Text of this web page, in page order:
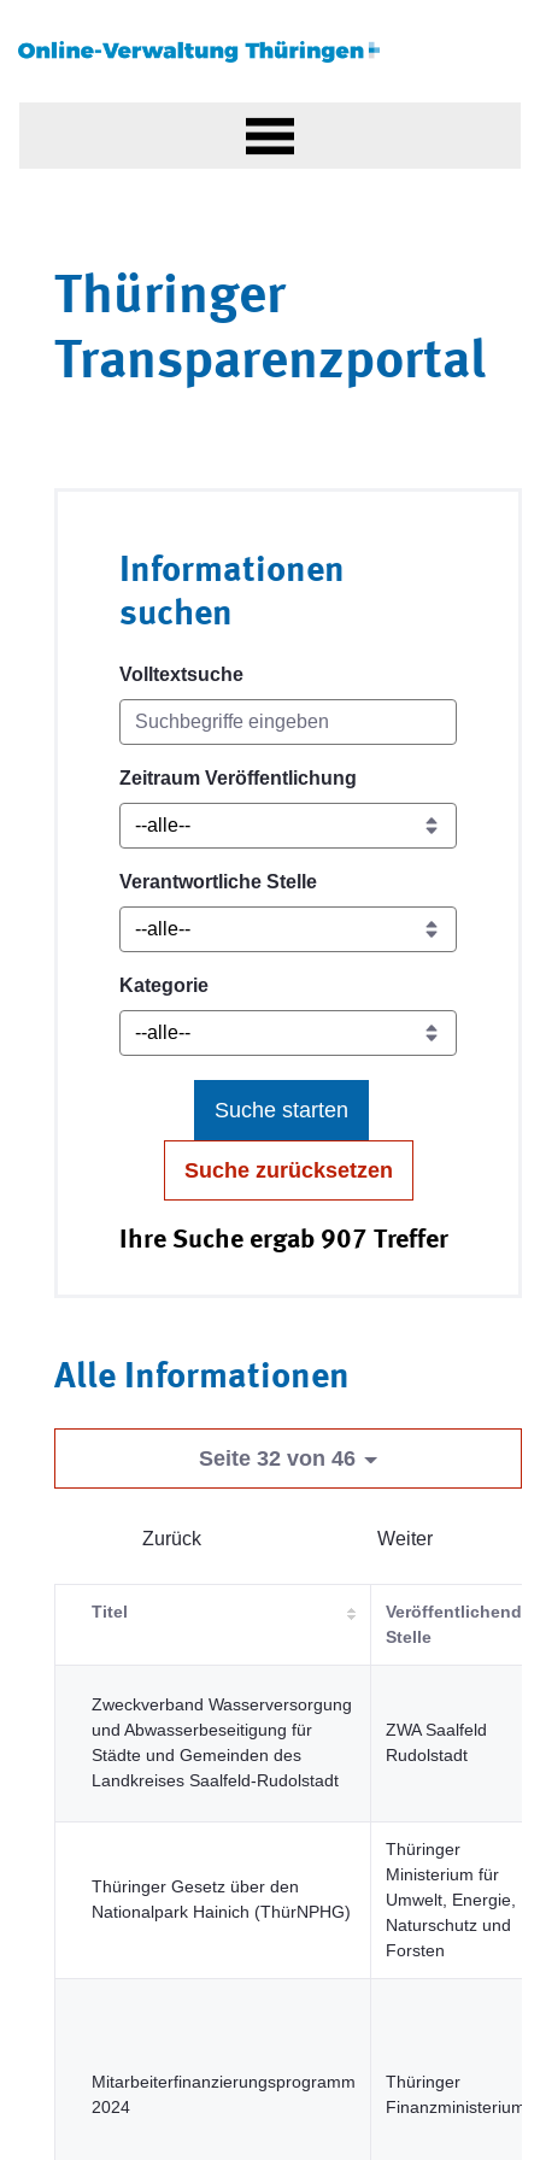
Thüringer
Transparenzportal
Informationen
suchen
Volltextsuche
Zeitraum Veröffentlichung
Verantwortliche Stelle
Kategorie
Suche starten
Suche zurücksetzen
Ihre Suche ergab 907 Treffer
Alle Informationen
Seite 32 von 46
Zurück Weiter
Titel
Veröffentlichende
Stelle
Zweckverband Wasserversorgung
und Abwasserbeseitigung für
Städte und Gemeinden des
Landkreises Saalfeld-Rudolstadt
ZWA Saalfeld
Rudolstadt
Thüringer Gesetz über den
Nationalpark Hainich (ThürNPHG)
Thüringer
Ministerium für
Umwelt, Energie,
Naturschutz und
Forsten
Mitarbeiterfinanzierungsprogramm
2024
Thüringer
Finanzministerium